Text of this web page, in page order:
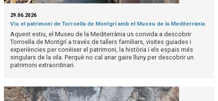
29.06.2026
Viu el patrimoni de Torroella de Montgrí amb el Museu de la Mediterrània
Aquest estiu, el Museu de la Mediterrània us convida a descobrir
Torroella de Montgrí a través de tallers familiars, visites guiades i
experiències per conèixer el patrimoni, la història i els espais més
singulars de la vila. Perquè no cal anar gaire lluny per descobrir un
patrimoni extraordinari.